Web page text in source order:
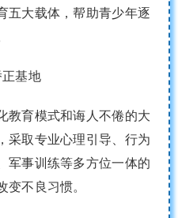
五大载体，帮助青少年逐
基地
教育模式和诲人不倦的大
采取专业心理引导、行为
军事训练等多方位一体的
变不良习惯。